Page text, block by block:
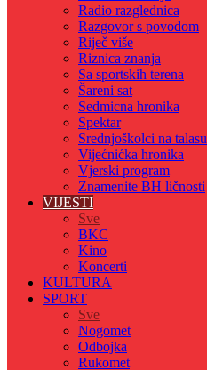
Radio razglednica
Razgovor s povodom
Riječ više
Riznica znanja
Sa sportskih terena
Šareni sat
Sedmicna hronika
Spektar
Srednjoškolci na talasu
Vijećnićka hronika
Vjerski program
Znamenite BH ličnosti
VIJESTI
Sve
BKC
Kino
Koncerti
KULTURA
SPORT
Sve
Nogomet
Odbojka
Rukomet